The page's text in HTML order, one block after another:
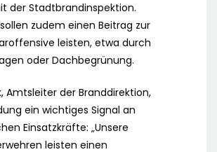
der Stadtbrandinspektion.
zudem einen Beitrag zur
leisten, etwa durch
oder Dachbegrünung.
Amtsleiter der Branddirektion,
ein wichtiges Signal an
Einsatzkräfte: „Unsere
leisten einen